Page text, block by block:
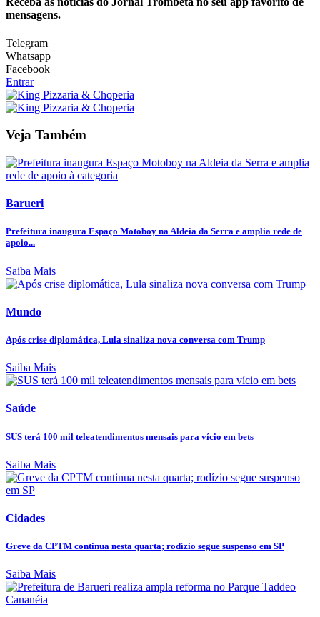
mensagens.
Telegram
Whatsapp
Facebook
Entrar
Veja Também
Barueri
Prefeitura inaugura Espaço Motoboy na Aldeia da Serra e amplia rede de
apoio...
Saiba Mais
Mundo
Após crise diplomática, Lula sinaliza nova conversa com Trump
Saiba Mais
Saúde
SUS terá 100 mil teleatendimentos mensais para vício em bets
Saiba Mais
Cidades
Greve da CPTM continua nesta quarta; rodízio segue suspenso em SP
Saiba Mais